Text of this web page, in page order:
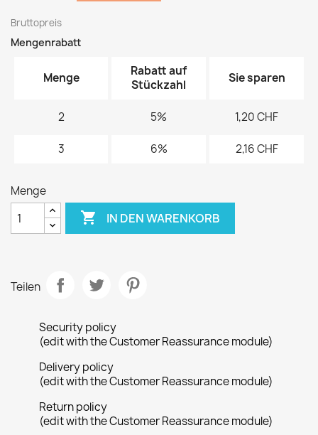
Bruttopreis
Mengenrabatt
Menge
Rabatt auf
Stückzahl
Sie sparen
2 5% 1,20 CHF
3 6% 2,16 CHF
Menge
 IN DEN WARENKORB
Teilen
Security policy
(edit with the Customer Reassurance module)
Delivery policy
(edit with the Customer Reassurance module)
Return policy
(edit with the Customer Reassurance module)